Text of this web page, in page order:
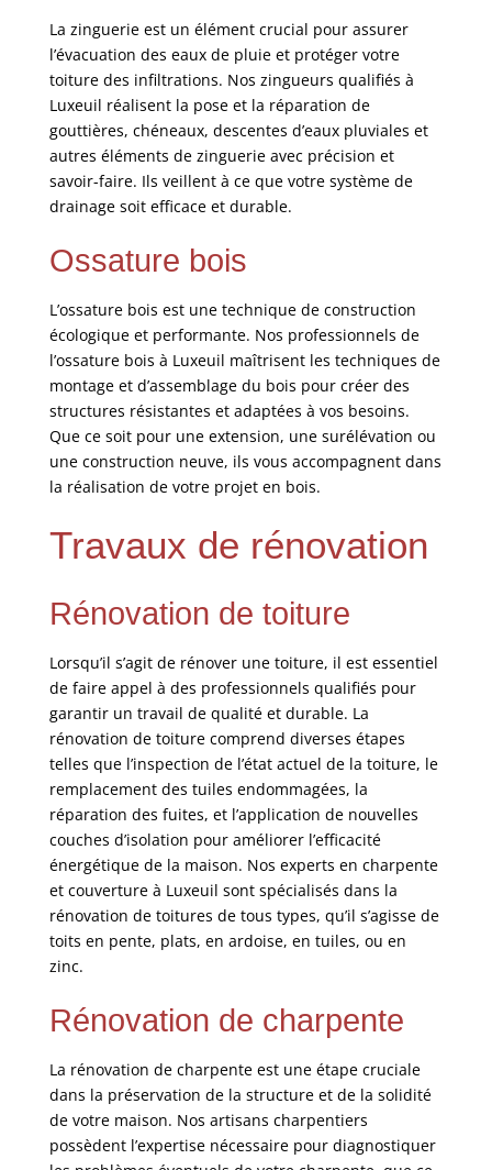
La zinguerie est un élément crucial pour assurer
l’évacuation des eaux de pluie et protéger votre
toiture des infiltrations. Nos zingueurs qualifiés à
Luxeuil réalisent la pose et la réparation de
gouttières, chéneaux, descentes d’eaux pluviales et
autres éléments de zinguerie avec précision et
savoir-faire. Ils veillent à ce que votre système de
drainage soit efficace et durable.
Ossature bois
L’ossature bois est une technique de construction
écologique et performante. Nos professionnels de
l’ossature bois à Luxeuil maîtrisent les techniques de
montage et d’assemblage du bois pour créer des
structures résistantes et adaptées à vos besoins.
Que ce soit pour une extension, une surélévation ou
une construction neuve, ils vous accompagnent dans
la réalisation de votre projet en bois.
Travaux de rénovation
Rénovation de toiture
Lorsqu’il s’agit de rénover une toiture, il est essentiel
de faire appel à des professionnels qualifiés pour
garantir un travail de qualité et durable. La
rénovation de toiture comprend diverses étapes
telles que l’inspection de l’état actuel de la toiture, le
remplacement des tuiles endommagées, la
réparation des fuites, et l’application de nouvelles
couches d’isolation pour améliorer l’efficacité
énergétique de la maison. Nos experts en charpente
et couverture à Luxeuil sont spécialisés dans la
rénovation de toitures de tous types, qu’il s’agisse de
toits en pente, plats, en ardoise, en tuiles, ou en
zinc.
Rénovation de charpente
La rénovation de charpente est une étape cruciale
dans la préservation de la structure et de la solidité
de votre maison. Nos artisans charpentiers
possèdent l’expertise nécessaire pour diagnostiquer